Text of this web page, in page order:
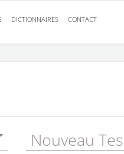
DICTIONNAIRES CONTACT